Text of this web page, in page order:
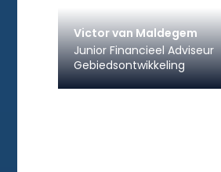
Victor van Maldegem
Junior Financieel Adviseur
Gebiedsontwikkeling